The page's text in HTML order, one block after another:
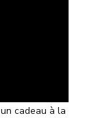
cadeau à la